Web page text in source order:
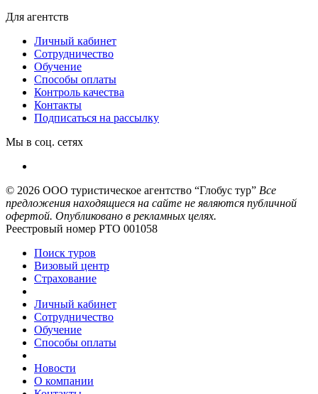
Для агентств
Личный кабинет
Сотрудничество
Обучение
Способы оплаты
Контроль качества
Контакты
Подписаться на рассылку
Мы в соц. сетях
© 2026 ООО туристическое агентство “Глобус тур” Все
предложения находящиеся на сайте не являются публичной
офертой. Опубликовано в рекламных целях.
Реестровый номер РТО 001058
Поиск туров
Визовый центр
Страхование
Личный кабинет
Сотрудничество
Обучение
Способы оплаты
Новости
О компании